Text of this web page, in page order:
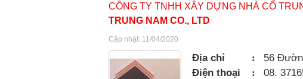
CÔNG TY TNHH XÂY DỰNG NHÀ CỔ
TRUNG NAM CO., LTD
Cập nhật: 11/04/2020
Địa chỉ :
56
Điện thoại
:
08.